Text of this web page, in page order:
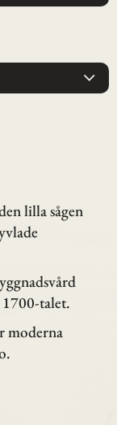
lilla sågen
talet.
moderna